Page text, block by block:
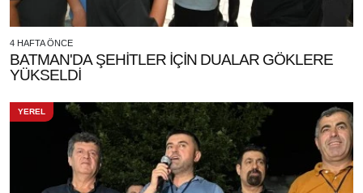
4 HAFTA ÖNCE
BATMAN'DA ŞEHİTLER İÇİN DUALAR GÖKLERE
YÜKSELDİ
YEREL